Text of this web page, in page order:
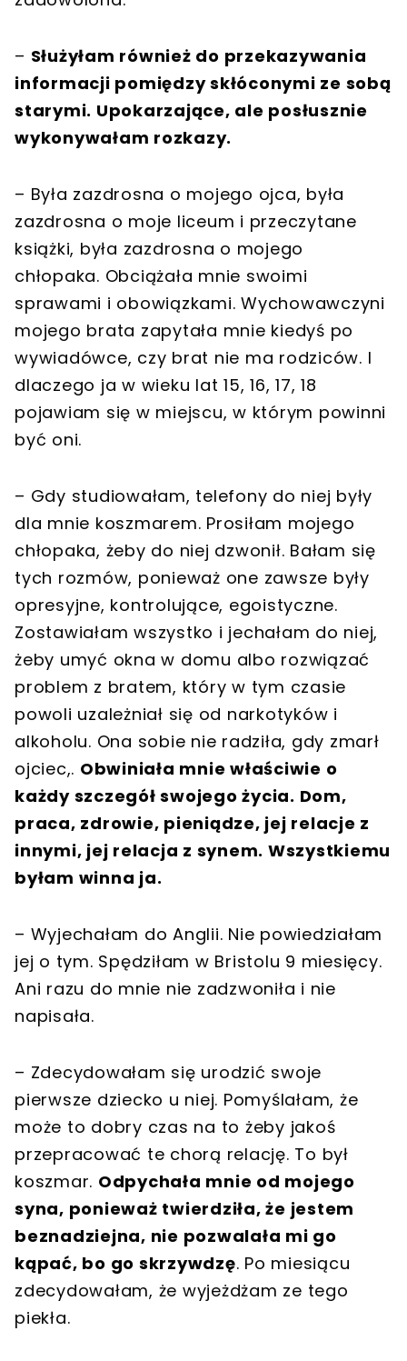
– Służyłam również do przekazywania
informacji pomiędzy skłóconymi ze sobą
starymi. Upokarzające, ale posłusznie
wykonywałam rozkazy.
– Była zazdrosna o mojego ojca, była
zazdrosna o moje liceum i przeczytane
książki, była zazdrosna o mojego
chłopaka. Obciążała mnie swoimi
sprawami i obowiązkami. Wychowawczyni
mojego brata zapytała mnie kiedyś po
wywiadówce, czy brat nie ma rodziców. I
dlaczego ja w wieku lat 15, 16, 17, 18
pojawiam się w miejscu, w którym powinni
być oni.
– Gdy studiowałam, telefony do niej były
dla mnie koszmarem. Prosiłam mojego
chłopaka, żeby do niej dzwonił. Bałam się
tych rozmów, ponieważ one zawsze były
opresyjne, kontrolujące, egoistyczne.
Zostawiałam wszystko i jechałam do niej,
żeby umyć okna w domu albo rozwiązać
problem z bratem, który w tym czasie
powoli uzależniał się od narkotyków i
alkoholu. Ona sobie nie radziła, gdy zmarł
ojciec,. Obwiniała mnie właściwie o
każdy szczegół swojego życia. Dom,
praca, zdrowie, pieniądze, jej relacje z
innymi, jej relacja z synem. Wszystkiemu
byłam winna ja.
– Wyjechałam do Anglii. Nie powiedziałam
jej o tym. Spędziłam w Bristolu 9 miesięcy.
Ani razu do mnie nie zadzwoniła i nie
napisała.
– Zdecydowałam się urodzić swoje
pierwsze dziecko u niej. Pomyślałam, że
może to dobry czas na to żeby jakoś
przepracować te chorą relację. To był
koszmar. Odpychała mnie od mojego
syna, ponieważ twierdziła, że jestem
beznadziejna, nie pozwalała mi go
kąpać, bo go skrzywdzę. Po miesiącu
zdecydowałam, że wyjeżdżam ze tego
piekła.